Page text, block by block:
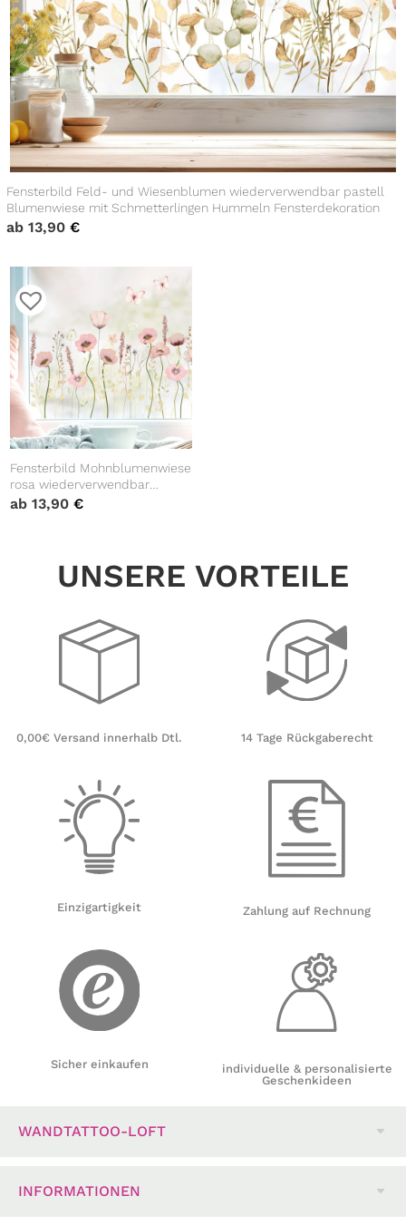
Fensterbild Feld- und Wiesenblumen wiederverwendbar pastell
Blumenwiese mit Schmetterlingen Hummeln Fensterdekoration
ab 13,90 €
Fensterbild Mohnblumenwiese
rosa wiederverwendbar
pastell Blumenwiese mit
ab13,90€
UNSERE VORTEILE
0,00€ Versand innerhalb Dtl.
Einzigartigkeit
Sicher einkaufen
14 Tage Rückgaberecht
Zahlung auf Rechnung
individuelle & personalisierte
Geschenkideen
WANDTATTOO-LOFT
INFORMATIONEN